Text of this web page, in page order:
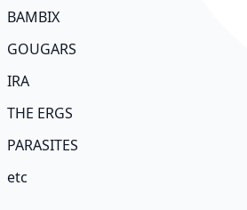
BAMBIX
GOUGARS
IRA
THE ERGS
PARASITES
etc